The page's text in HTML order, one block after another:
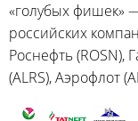
«голубых фишек»
российских
Роснефть (ROSN),
(ALRS), Аэрофлот